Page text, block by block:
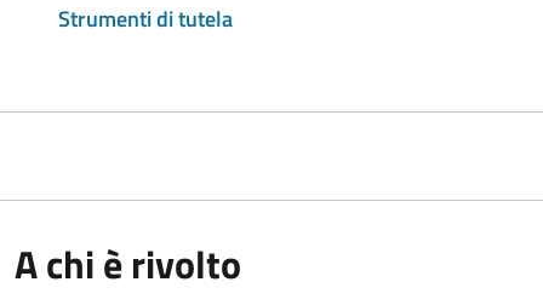
Strumenti di tutela
A chi è rivolto